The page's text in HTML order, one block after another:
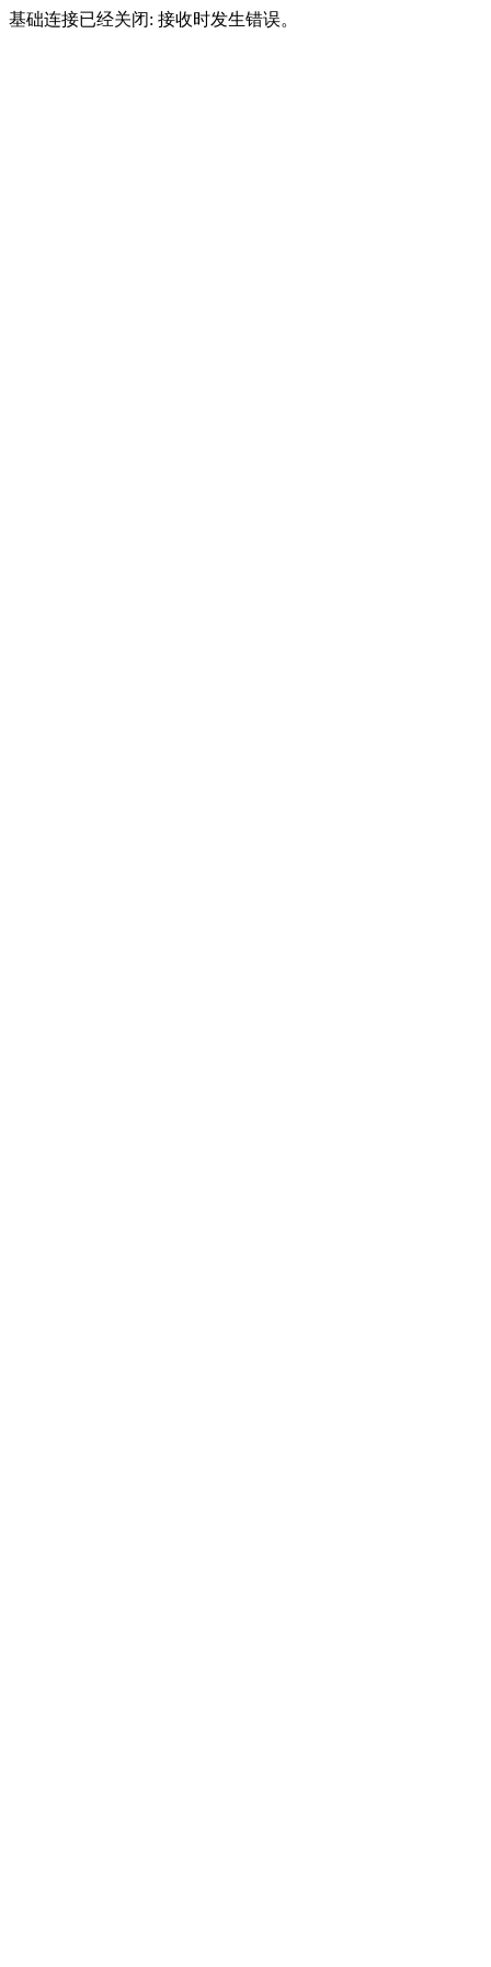
基础连接已经关闭: 接收时发生错误。